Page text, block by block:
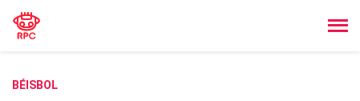
BÉISBOL